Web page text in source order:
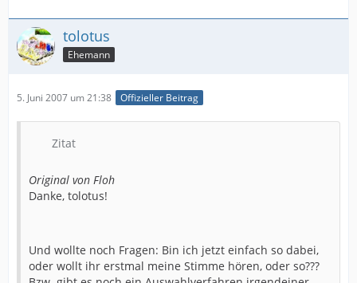
tolotus
Ehemann
5. Juni 2007 um 21:38 Offizieller Beitrag
Zitat
Original von Floh
Danke, tolotus!
Und wollte noch Fragen: Bin ich jetzt einfach so dabei,
oder wollt ihr erstmal meine Stimme hören, oder so???